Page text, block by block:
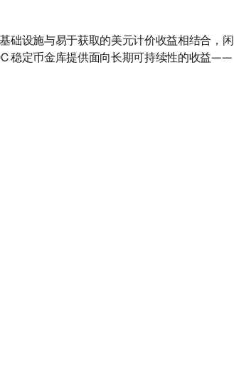
础设施与易于获取的美元计价收益相结合，闲
稳定币金库提供面向长期可持续性的收益——